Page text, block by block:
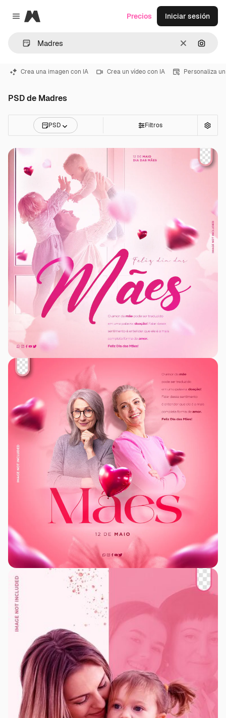
Close menu
Magnific
Borrar
Precios Iniciar sesión
Crea una imagen con IA Crea un vídeo con IA Personaliza
PSD de Madres
PSD Filtros